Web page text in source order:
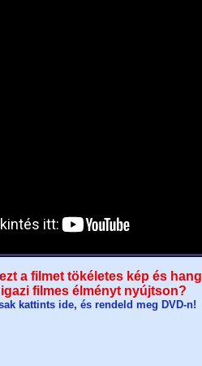
a filmet tökéletes kép és
igazi filmes élményt nyújtson?
kattints ide, és rendeld meg DVD-n!